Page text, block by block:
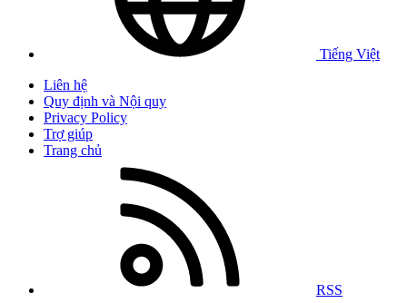
Tiếng Việt
Liên hệ
Quy định và Nội quy
Privacy Policy
Trợ giúp
Trang chủ
RSS